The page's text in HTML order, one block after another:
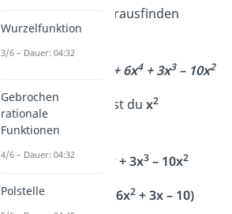
alle Nullstellen herausfinden
kannst.
+ 6x4+ 3x3– 10x2
1. Als Erstes kannst dux2
ausklammern
f(x) = x
4+ 3x3– 10x2
f(x) = + 6x2 + 3x – 10)
Wurzelfunktion
3/6 – Dauer: 04:32
Gebrochen
rationale
Funktionen
4/6 – Dauer: 04:32
Polstelle